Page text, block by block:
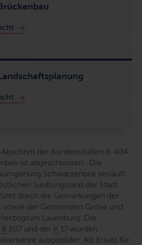
der Bundesstraßen B 404
ist abgeschlossen. Die
Schwarzenbek verläuft
Siedlungsrand der Stadt
durch die Gemarkungen der
sowie der Gemeinden Grove und
Lauenburg. Die
B 207 und der K 17 wurden
ausgebildet. Als Ersatz für